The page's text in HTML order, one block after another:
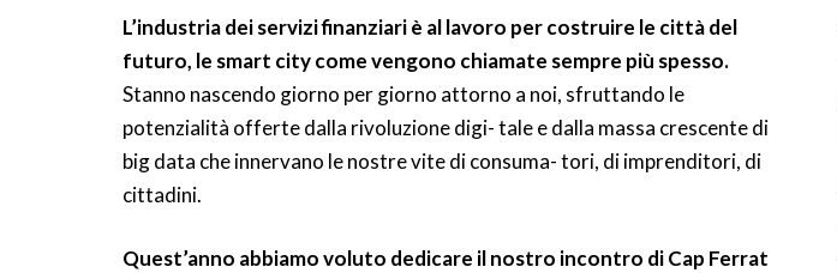
L’industria dei servizi finanziari è al lavoro per costruire le città del
futuro, le smart city come vengono chiamate sempre più spesso.
Stanno nascendo giorno per giorno attorno a noi, sfruttando le
potenzialità offerte dalla rivoluzione digi- tale e dalla massa crescente di
big data che innervano le nostre vite di consuma- tori, di imprenditori, di
cittadini.
Quest’anno abbiamo voluto dedicare il nostro incontro di Cap Ferrat